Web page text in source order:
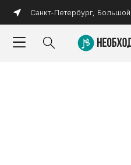
Санкт-Петербург, Большой пр. П. С. 41Б.